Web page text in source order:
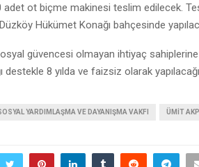
ot biçme makinesi teslim edilecek.
Hükümet Konağı bahçesinde
güvencesi olmayan ihtiyaç
destekle 8 yılda ve faizsiz olarak
YARDIMLAŞMA VE DAYANIŞMA VAKFI ÜMIT